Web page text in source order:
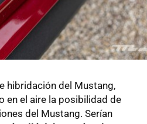
hibridación del Mustang,
en el aire la posibilidad de
del Mustang. Serían